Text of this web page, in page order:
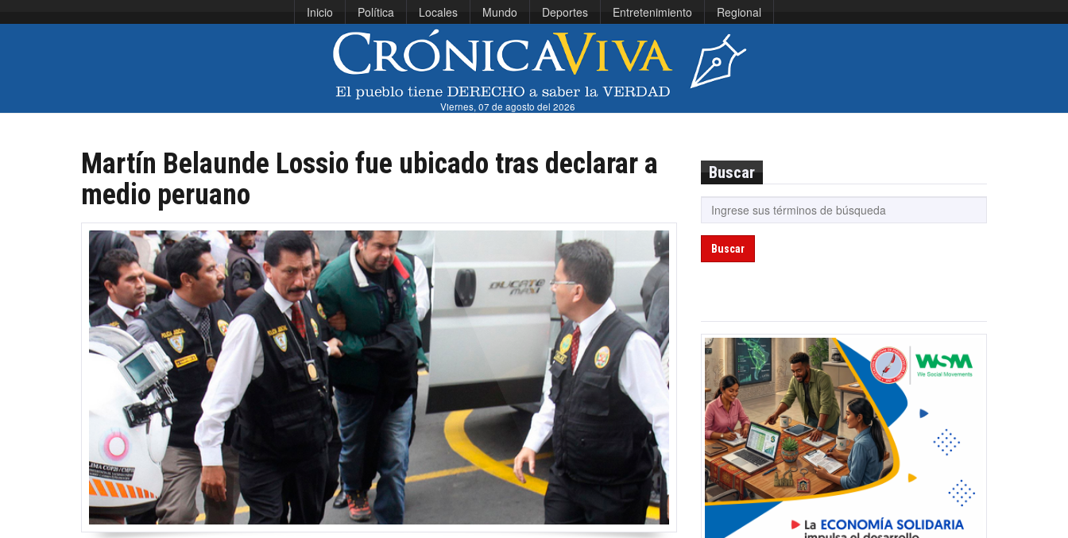
Inicio Política Locales Mundo Deportes Entretenimiento Regional
Viernes, 07 de agosto del 2026
Martín Belaunde Lossio fue ubicado tras declarar a
medio peruano
Buscar
Buscar